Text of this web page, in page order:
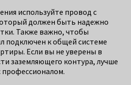
используйте провод с
должен быть надежно
Также важно, чтобы
подключен к общей системе
Если вы не уверены в
заземляющего контура, лучше
профессионалом.